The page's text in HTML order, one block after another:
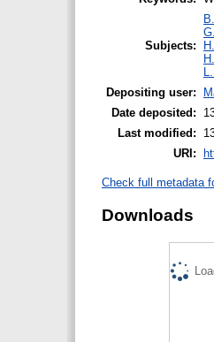
Subjects:
Depositing user:
Date deposited:
Last modified:
URI:
Check full metadata
Downloads